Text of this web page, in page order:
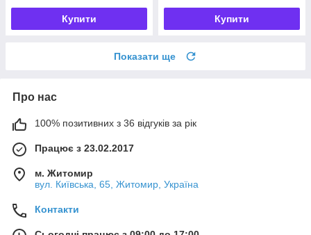
Купити Купити
Показати ще
Про нас
100% позитивних з 36 відгуків за рік
Працює з 23.02.2017
м. Житомир
вул. Київська, 65, Житомир, Україна
Контакти